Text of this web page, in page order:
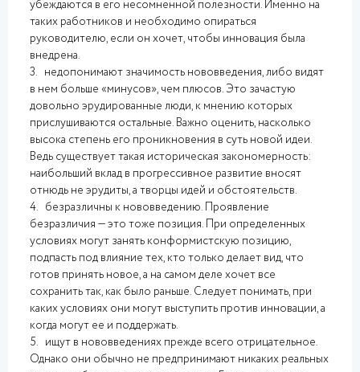
убеждаются в его несомненной полезности. Именно на
таких работников и необходимо опираться
руководителю, если он хочет, чтобы инновация была
внедрена.
3. недопонимают значимость нововведения, либо видят
в нем больше «минусов», чем плюсов. Это зачастую
довольно эрудированные люди, к мнению которых
прислушиваются остальные. Важно оценить, насколько
высока степень его проникновения в суть новой идеи.
Ведь существует такая историческая закономерность:
наибольший вклад в прогрессивное развитие вносят
отнюдь не эрудиты, а творцы идей и обстоятельств.
4. безразличны к нововведению. Проявление
безразличия — это тоже позиция. При определенных
условиях могут занять конформистскую позицию,
подпасть под влияние тех, кто только делает вид, что
готов принять новое, а на самом деле хочет все
сохранить так, как было раньше. Следует понимать, при
каких условиях они могут выступить против инновации, а
когда могут ее и поддержать.
5. ищут в нововведениях прежде всего отрицательное.
Однако они обычно не предпринимают никаких реальных